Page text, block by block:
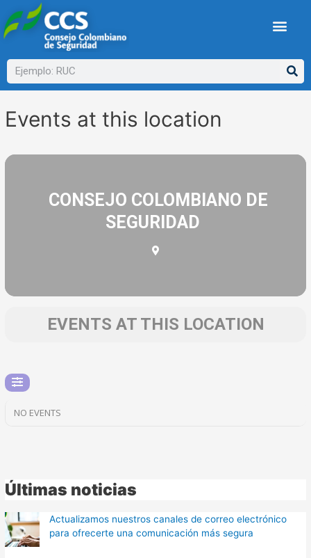
al
contenido
Buscar
Events at this location
CONSEJO COLOMBIANO DE
SEGURIDAD
EVENTS AT THIS LOCATION
NO EVENTS
Últimas noticias
Actualizamos nuestros canales de correo electrónico
para ofrecerte una comunicación más segura